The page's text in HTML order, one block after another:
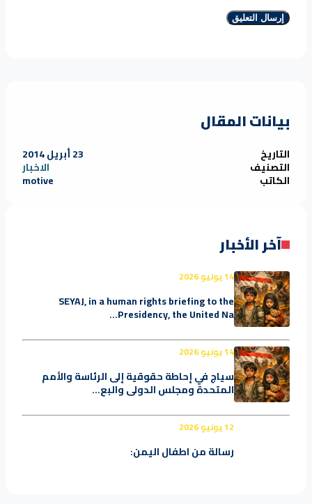
بيانات المقال
التاريخ 23 أبريل 2014
التصنيف الاخبار
الكاتب motive
آخر الأخبار
14 يونيو 2026
SEYAJ, in a human rights briefing to the
Presidency, the United Na...
14 يونيو 2026
سياج في إحاطة حقوقية إلى الرئاسة والأمم
المتحدة ومجلس الدولي والبع...
12 يونيو 2026
رسالة من اطفال اليمن: